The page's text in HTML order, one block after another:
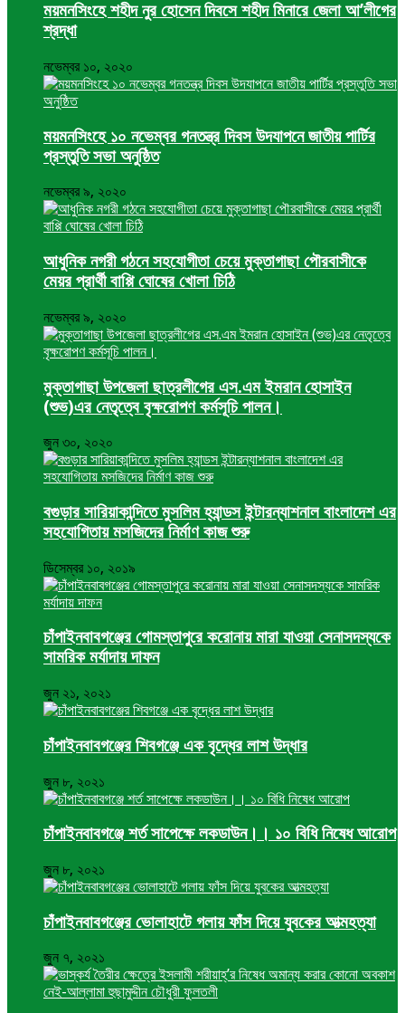
ময়মনসিংহে শহীদ নুর হোসেন দিবসে শহীদ মিনারে জেলা আ’লীগের
শ্রদ্ধা
নভেম্বর ১০, ২০২০
ময়মনসিংহে ১০ নভেম্বর গনতন্ত্র দিবস উদযাপনে জাতীয় পার্টির
প্রস্তুতি সভা অনুষ্ঠিত
নভেম্বর ৯, ২০২০
আধুনিক নগরী গঠনে সহযোগীতা চেয়ে মুক্তাগাছা পৌরবাসীকে
মেয়র প্রার্থী বাপ্পি ঘোষের খোলা চিঠি
নভেম্বর ৯, ২০২০
মুক্তাগাছা উপজেলা ছাত্রলীগের এস.এম ইমরান হোসাইন
(শুভ)এর নেতৃত্বে বৃক্ষরোপণ কর্মসূচি পালন।
জুন ৩০, ২০২০
বগুড়ার সারিয়াকান্দিতে মুসলিম হ্যান্ডস ইন্টারন্যাশনাল বাংলাদেশ এর
সহযোগিতায় মসজিদের নির্মাণ কাজ শুরু
ডিসেম্বর ১০, ২০১৯
চাঁপাইনবাবগঞ্জের গোমস্তাপুরে করোনায় মারা যাওয়া সেনাসদস্যকে
সামরিক মর্যাদায় দাফন
জুন ২১, ২০২১
চাঁপাইনবাবগঞ্জের শিবগঞ্জে এক বৃদ্ধের লাশ উদ্ধার
জুন ৮, ২০২১
চাঁপাইনবাবগঞ্জে শর্ত সাপেক্ষে লকডাউন।। ১০ বিধি নিষেধ আরোপ
জুন ৮, ২০২১
চাঁপাইনবাবগঞ্জের ভোলাহাটে গলায় ফাঁস দিয়ে যুবকের আত্মহত্যা
জুন ৭, ২০২১